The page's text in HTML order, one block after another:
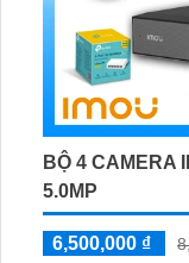
BỘ 4 CAMERA
5.0MP
6,500,000 ₫